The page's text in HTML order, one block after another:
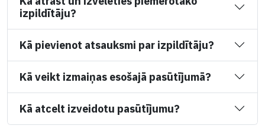
izpildītāju?
Kā pievienot atsauksmi par izpildītāju?
Kā veikt izmaiņas esošajā pasūtījumā?
Kā atcelt izveidotu pasūtījumu?